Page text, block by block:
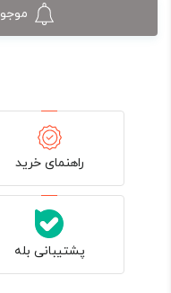
راهنمای خرید
پشتیبانی بله